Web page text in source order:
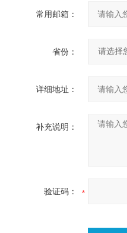
常用邮箱：
省份：
详细地址：
补充说明：
验证码：